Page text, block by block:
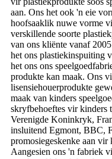
aan. Ons het ook 'n eie
hoofsaaklik nuwe vorme
verskillende soorte
van ons kliënte vanaf
het ons plastiekinspuiting
het ons ons
produkte kan maak. Ons
lisensiehouerprodukte
maak van kinders
skryfbehoeftes vir kinders
Verenigde Koninkryk,
insluitend Egmont, BBC,
promosiegeskenke aan
Aangesien ons 'n fabriek